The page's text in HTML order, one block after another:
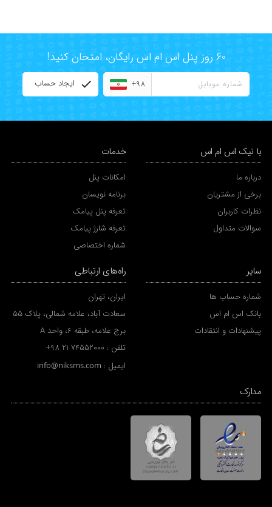
60 روز پنل اس ام اس رایگان، امتحان کنید!
+98 ایجاد حساب
با نیک اس ام اس
درباره ما
برخی از مشتریان
نظرات کاربران
سوالات متداول
خدمات
امکانات پنل
برنامه نویسان
تعرفه پنل پیامک
تعرفه شارژ پیامک
شماره اختصاصی
سایر
شماره حساب ها
بانک اس ام اس
پیشنهادات و انتقادات
راه‌های ارتباطی
ایران، تهران
سعادت آباد، علامه شمالی، پلاک 55
برج علامه، طبقه 6، واحد A
تلفن : +98 21 74552000
ایمیل : info@niksms.com
مدارک